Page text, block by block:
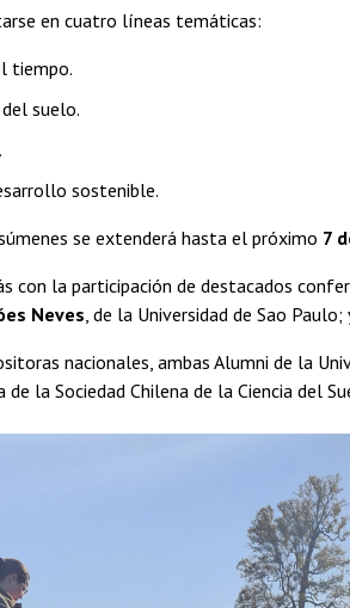
en cuatro líneas temáticas:
tiempo.
suelo.
sostenible.
se extenderá hasta el próximo 7
con la participación de destacados
Neves , de la Universidad de Sao Paulo;
nacionales, ambas Alumni de la
la Sociedad Chilena de la Ciencia del